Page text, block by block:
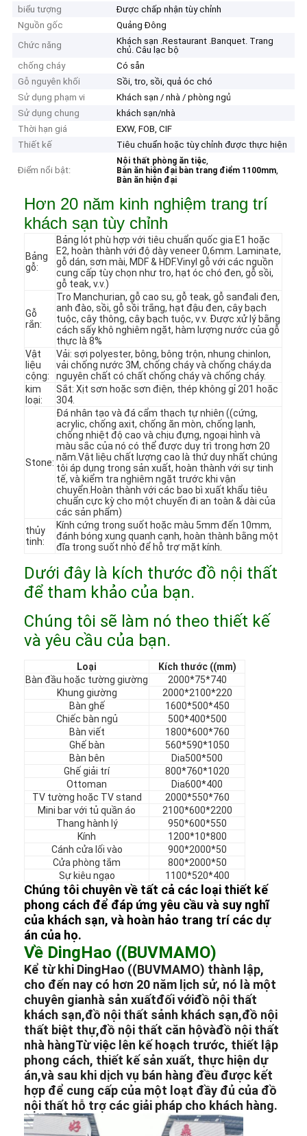
Trang chủ
Các sản phẩm
Video
Chương trình VR
Tham quan nhà máy
Kiểm soát chất lượng
Tin tức
Các trường hợp
Câu hỏi thường gặp
nói chuyện ngay.
nội thất khách sạn
Đồ nội thất biệt thự
Đồ nội thất căn hộ
Đồ nội thất câu lạc bộ thương mại
Đồ nội thất phòng ăn
Nội thất văn phòng
Đồ đạc cố định
Nội thất bọc da
biểu tượng
Được chấp nhận tùy chỉnh
Nguồn gốc
Quảng Đông
Chức năng
Khách sạn .Restaurant .Banquet. Trang
chủ. Câu lạc bộ
chống cháy
Có sẵn
Gỗ nguyên khối
Sồi, tro, sồi, quả óc chó
Sử dụng phạm vi
Khách sạn / nhà / phòng ngủ
Sử dụng chung
khách sạn/nhà
Thời hạn giá
EXW, FOB, CIF
Thiết kế
Tiêu chuẩn hoặc tùy chỉnh được thực hiện
Điểm nổi bật:
Nội thất phòng ăn tiệc,
Bàn ăn hiện đại bàn trang điểm 1100mm,
Bàn ăn hiện đại
Hơn 20 năm kinh nghiệm trang trí
khách sạn tùy chỉnh
Bảng
gỗ:
Bảng lót phù hợp với tiêu chuẩn quốc gia E1 hoặc
E2, hoàn thành với độ dày veneer 0,6mm. Laminate,
gỗ dán, sơn mài, MDF & HDF.Vinyl gỗ với các nguồn
cung cấp tùy chọn như tro, hạt óc chó đen, gỗ sồi,
gỗ teak, v.v.)
Gỗ
rắn:
Tro Manchurian, gỗ cao su, gỗ teak, gỗ sanđali đen,
anh đào, sồi, gỗ sồi trắng, hạt đậu đen, cây bạch
tuộc, cây thông, cây bạch tuộc, v.v. Được xử lý bằng
cách sấy khô nghiêm ngặt, hàm lượng nước của gỗ
thực là 8%
Vật
liệu
cộng:
Vải: sợi polyester, bông, bông trộn, nhung chinlon,
vải chống nước 3M, chống cháy và chống cháy.da
nguyên chất có chất chống cháy và chống cháy.
kim
loại:
Sắt: Xịt sơn hoặc sơn điện, thép không gỉ 201 hoặc
304.
Stone:
Đá nhân tạo và đá cẩm thạch tự nhiên ((cứng,
acrylic, chống axit, chống ăn mòn, chống lạnh,
chống nhiệt độ cao và chịu đựng, ngoại hình và
màu sắc của nó có thể được duy trì trong hơn 20
năm.Vật liệu chất lượng cao là thứ duy nhất chúng
tôi áp dụng trong sản xuất, hoàn thành với sự tinh
tế, và kiểm tra nghiêm ngặt trước khi vận
chuyển.Hoàn thành với các bao bì xuất khẩu tiêu
chuẩn cực kỳ cho một chuyến đi an toàn & dài của
các sản phẩm)
thủy
tinh:
Kính cứng trong suốt hoặc màu 5mm đến 10mm,
đánh bóng xung quanh cạnh, hoàn thành bằng một
đĩa trong suốt nhỏ để hỗ trợ mặt kính.
Dưới đây là kích thước đồ nội thất
để tham khảo của bạn.
Chúng tôi sẽ làm nó theo thiết kế
và yêu cầu của bạn.
Loại
Kích thước ((mm)
Bàn đầu hoặc tường giường
2000*75*740
Khung giường
2000*2100*220
Bàn ghế
1600*500*450
Chiếc bàn ngủ
500*400*500
Bàn viết
1800*600*760
Ghế bàn
560*590*1050
Bàn bên
Dia500*500
Ghế giải trí
800*760*1020
Ottoman
Dia600*400
TV tường hoặc TV stand
2000*550*760
Mini bar với tủ quần áo
2100*600*2200
Thang hành lý
950*600*550
Kính
1200*10*800
Cánh cửa lối vào
900*2000*50
Cửa phòng tắm
800*2000*50
Sự kiêu ngạo
1100*520*400
Chúng tôi chuyên về tất cả các loại thiết kế
phong cách để đáp ứng yêu cầu và suy nghĩ
của khách sạn, và hoàn hảo trang trí các dự
án của họ.
Về DingHao ((BUVMAMO)
Kể từ khi DingHao ((BUVMAMO) thành lập,
cho đến nay có hơn 20 năm lịch sử, nó là một
chuyên gianhà sản xuấtđối vớiđồ nội thất
khách sạn,đồ nội thất sảnh khách sạn,đồ nội
thất biệt thự,đồ nội thất căn hộvàđồ nội thất
nhà hàngTừ việc lên kế hoạch trước, thiết lập
phong cách, thiết kế sản xuất, thực hiện dự
án,và sau khi dịch vụ bán hàng đều được kết
hợp để cung cấp của một loạt đầy đủ của đồ
nội thất hỗ trợ các giải pháp cho khách hàng.